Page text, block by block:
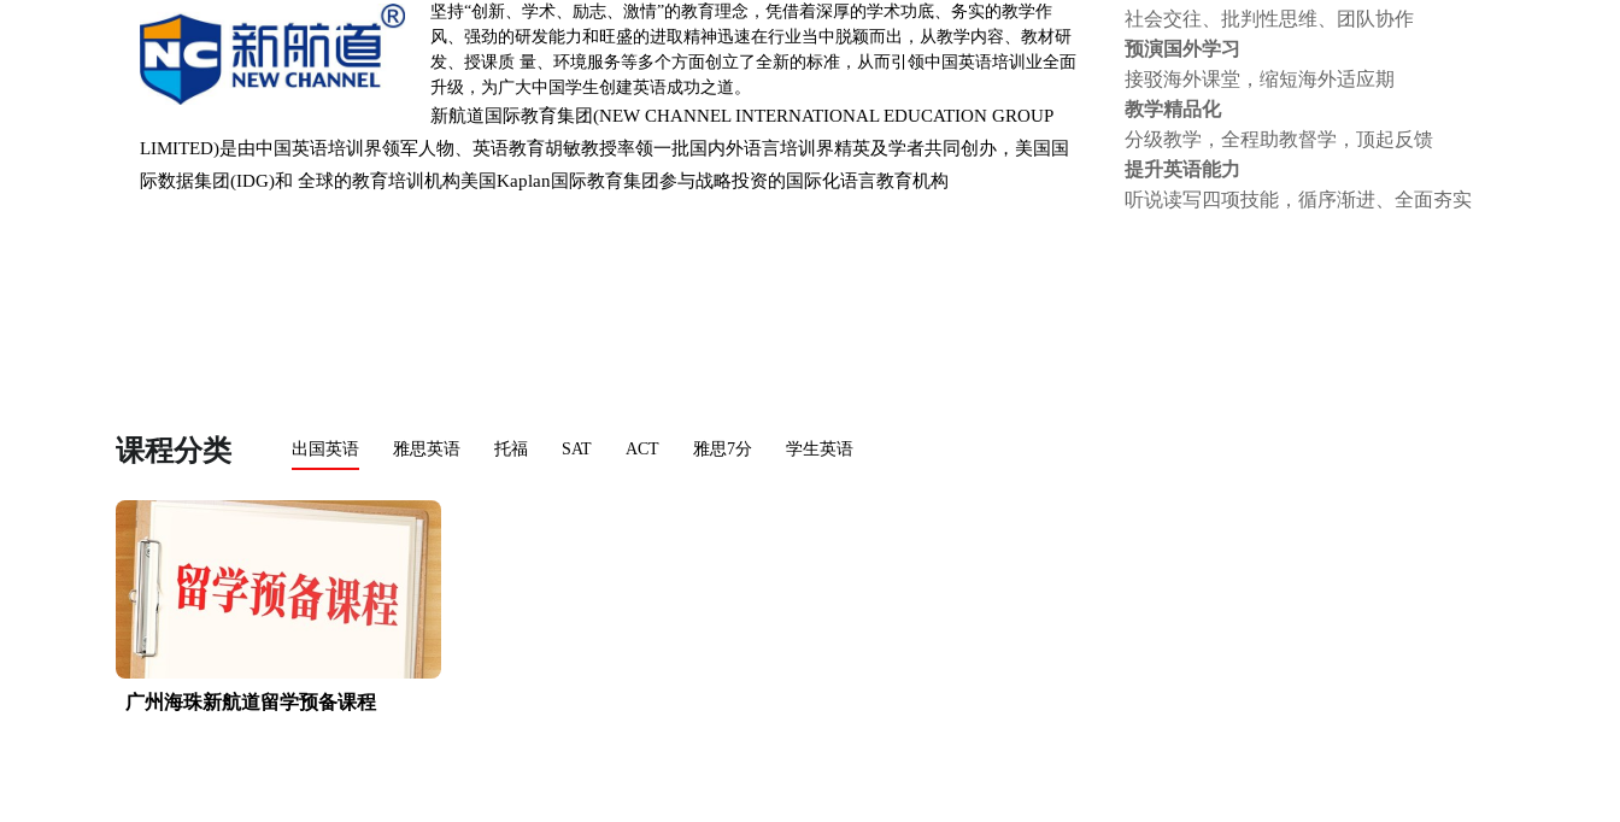
坚持“创新、学术、励志、激情”的教育理念，凭借着深厚的学术功底、务实的教学作
风、强劲的研发能力和旺盛的进取精神迅速在行业当中脱颖而出，从教学内容、教材研
发、授课质 量、环境服务等多个方面创立了全新的标准，从而引领中国英语培训业全面
升级，为广大中国学生创建英语成功之道。
新航道 国际教育集团(NEW CHANNEL INTERNATIONAL EDUCATION GROUP
LIMITED)是由中国英语培训界领军人物、英语教育胡敏教授率领一批国内外语言培训界精英及学者共同创办，美国国
际数据集团(IDG)和 全球的教育培训机构美国Kaplan国际教育集团参与战略投资的国际化语言教育机构
社会交往、批判性思维、团队协作
预演国外学习
接驳海外课堂，缩短海外适应期
教学精品化
分级教学，全程助教督学，顶起反馈
提升英语能力
听说读写四项技能，循序渐进、全面夯实
课程分类 出国英语 雅思英语 托福 SAT ACT 雅思7分 学生英语
广州海珠新航道留学预备课程